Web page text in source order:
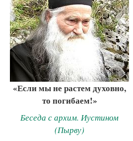
«Если мы не растем духовно,
то погибаем!»
Беседа с архим. Иустином
(Пырву)